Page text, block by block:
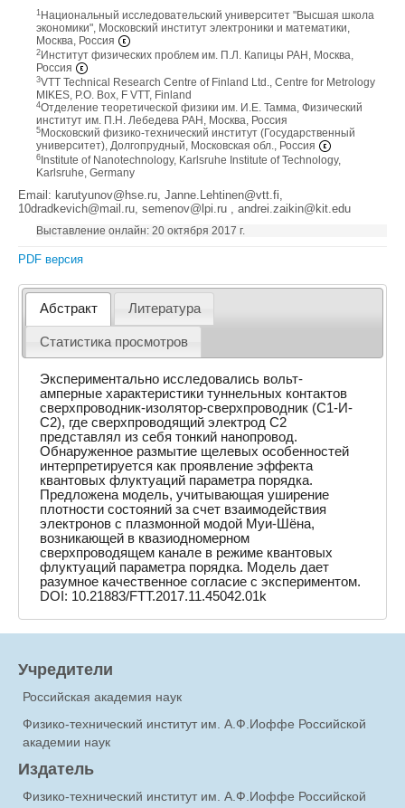
1 Национальный исследовательский университет "Высшая школа
экономики", Московский институт электроники и математики,
Москва, Россия
2 Институт физических проблем им. П.Л. Капицы РАН, Москва,
Россия
3VTT Technical Research Centre of Finland Ltd., Centre for Metrology
MIKES, P.O. Box, F VTT, Finland
4Отделение теоретической физики им. И.Е. Тамма, Физический
институт им. П.Н. Лебедева РАН, Москва, Россия
5 Московский физико-технический институт (Государственный
университет), Долгопрудный, Московская обл., Россия
6 Institute of Nanotechnology, Karlsruhe Institute of Technology,
Karlsruhe, Germany
Email: karutyunov@hse.ru, Janne.Lehtinen@vtt.fi,
10dradkevich@mail.ru, semenov@lpi.ru‎ , andrei.zaikin@kit.edu
Выставление онлайн: 20 октября 2017 г.
PDF версия
Абстракт Литература
Статистика просмотров
Экспериментально исследовались вольт-
амперные характеристики туннельных контактов
сверхпроводник-изолятор-сверхпроводник (С1-И-
С2), где сверхпроводящий электрод С2
представлял из себя тонкий нанопровод.
Обнаруженное размытие щелевых особенностей
интерпретируется как проявление эффекта
квантовых флуктуаций параметра порядка.
Предложена модель, учитывающая уширение
плотности состояний за счет взаимодействия
электронов с плазмонной модой Муи-Шёна,
возникающей в квазиодномерном
сверхпроводящем канале в режиме квантовых
флуктуаций параметра порядка. Модель дает
разумное качественное согласие с экспериментом.
DOI: 10.21883/FTT.2017.11.45042.01k
Учредители
Российская академия наук
Физико-технический институт им. А.Ф.Иоффе Российской
академии наук
Издатель
Физико-технический институт им. А.Ф.Иоффе Российской